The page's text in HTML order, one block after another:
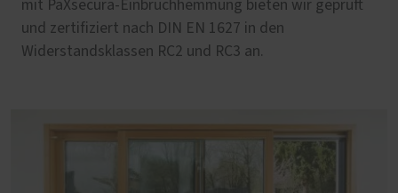
mit PaXsecura-Einbruchhemmung bieten wir geprüft
und zertifiziert nach DIN EN 1627 in den
Widerstandsklassen RC2 und RC3 an.